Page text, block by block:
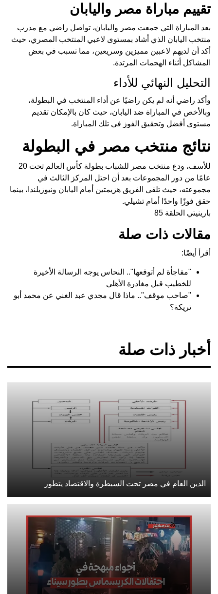
تقييم مباراة مصر واليابان
بعد المباراة التي جمعت مصر واليابان، تواصل راضي مع مدرب
منتخب اليابان الذي أشاد بمستوى لاعبي المنتخب المصري، حيث
أكد أن لديهم لاعبين مميزين وسريعين، مما تسبب في بعض
المشاكل أثناء الهجمات المرتدة.
التحليل النهائي للأداء
وأكد راضي أنه لم يكن راضيًا عن أداء المنتخب في البطولة،
وبالأخص في المباراة ضد اليابان، حيث كان بالإمكان تقديم
مستوى أفضل وتحقيق الفوز في تلك المباراة.
نتائج منتخب مصر في البطولة
للأسف، ودع منتخب مصر للشباب بطولة كأس العالم تحت 20
عامًا من دور المجموعات بعد أن احتل المركز الثالث في
مجموعته، حيث تلقى الفريق هزيمتين أمام اليابان ونيوزيلندا، بينما
حقق فوزًا واحدًا أمام تشيلي.
بارينيتي الحلقة 85
مقالات ذات صلة
أقرأ أيضًا:
"مفاجأة لم أتوقعها".. النحاس يوجه الرسالة الأخيرة
للخطيب قبل مغادرة الأهلي
"صاحب موقف".. ماذا قال مجدي عبد الغني عن محمد أبو
تريكة؟
أخبار ذات صلة
الدين العام في مصر تحت السيطرة والاقتصاد يتطور